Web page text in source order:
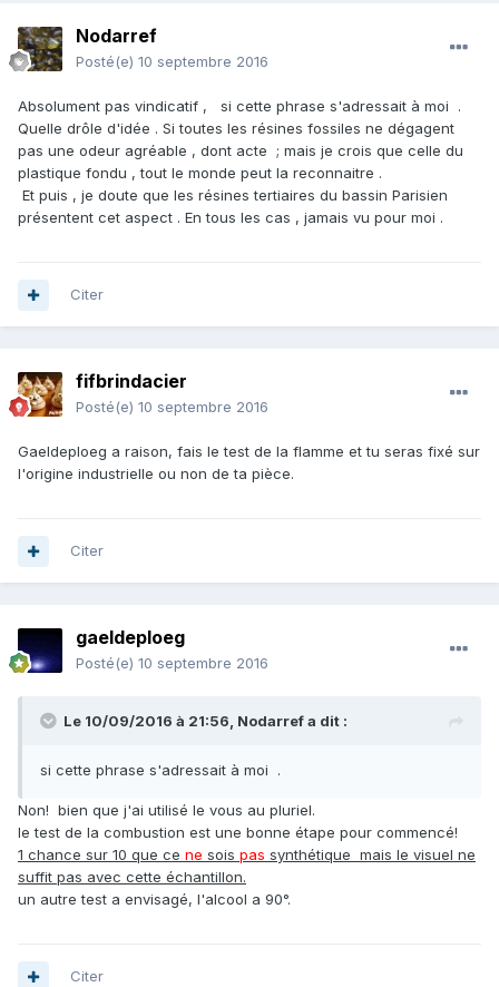
Nodarref
Posté(e) 10 septembre 2016
Absolument pas vindicatif , si cette phrase s'adressait à moi .
Quelle drôle d'idée . Si toutes les résines fossiles ne dégagent
pas une odeur agréable , dont acte ; mais je crois que celle du
plastique fondu , tout le monde peut la reconnaitre .
Et puis , je doute que les résines tertiaires du bassin Parisien
présentent cet aspect . En tous les cas , jamais vu pour moi .
Citer
fifbrindacier
Posté(e) 10 septembre 2016
Gaeldeploeg a raison, fais le test de la flamme et tu seras fixé sur
l'origine industrielle ou non de ta pièce.
Citer
gaeldeploeg
Posté(e) 10 septembre 2016
Le 10/09/2016 à 21:56, Nodarrefa dit :
si cette phrase s'adressait à moi .
Non! bien que j'ai utilisé le vous au pluriel.
le test de la combustion est une bonne étape pour commencé!
1 chance sur 10 que ce ne sois pas synthétique mais le visuel ne
suffit pas avec cette échantillon.
un autre test a envisagé, l'alcool a 90°.
Citer